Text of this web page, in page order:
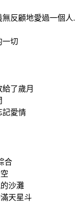
反顧地愛過一個人.
一切
了歲月
記愛情
合
沙灘
天星斗